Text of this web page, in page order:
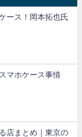
ース！岡本拓也氏
マホケース事情
店まとめ｜東京の